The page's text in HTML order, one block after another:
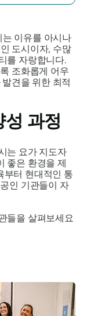
이유를 아시나
도시이자, 수많
를 자랑합니다.
조화롭게 어우
발견을 위한 최적
과정
는 요가 지도자
좋은 환경을 제
부터 현대적인 통
인 기관들이 자
들을 살펴보세요